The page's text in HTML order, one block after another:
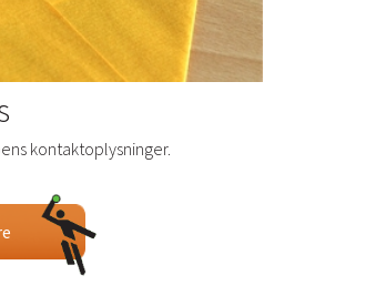
kontaktoplysninger.